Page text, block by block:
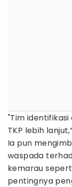
"Tim
TKP lebih
Ia pun
waspada
kemarau
pentingnya